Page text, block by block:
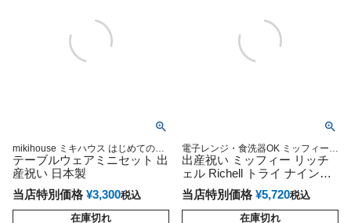
mikihouse ミキハウス はじめてのお
食事に お食い初め 赤ちゃん 乳児 幼
児 新生児 ベビー食器セット 人気 可
愛い ギフトセット ラッピング プレ
ゼント インスタ
テーブルウェアミニセット 出
産祝い 日本製
当店特別価格 ¥3,300税込
在庫切れ
電子レンジ・食洗器OK ミッフィー
ベビー食器セット あす楽対応 送料無
料 出産祝い
出産祝い ミッフィー リッチ
ェル Richell トライ ナインチ
ェ・プラウス ベビー食器セッ
ト
当店特別価格 ¥5,720税込
在庫切れ